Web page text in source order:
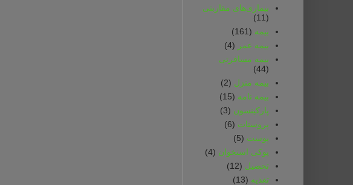
بیماری‌های مقاربتی
(11)
بیمه (161)
بیمه‌ عمر (4)
بیمه‌ مسافرتی‌
(44)
بیمه‌ منزل (2)
بیمه‌ نامه (15)
پارکینسون (3)
پروستات (6)
پوست (5)
پوکی استخوان (4)
تحصیل (12)
تغذیه (13)